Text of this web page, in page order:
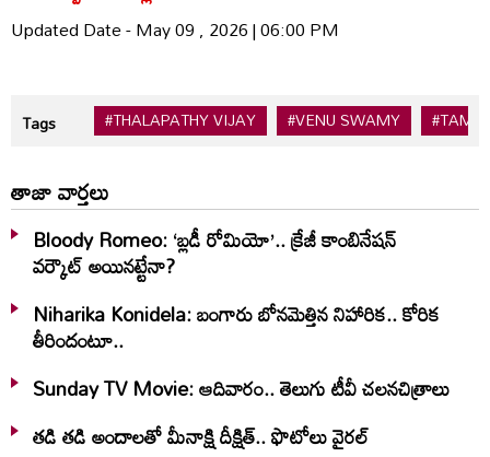
Updated Date - May 09 , 2026 | 06:00 PM
Tags #THALAPATHY VIJAY #VENU SWAMY
తాజా వార్తలు
Bloody Romeo: ‘బ్లడీ రోమియో’.. క్రేజీ కాంబినేషన్
వర్కౌట్ అయినట్టేనా?
Niharika Konidela: బంగారు బోనమెత్తిన నిహారిక.. కోరిక
తీరిందంటూ..
Sunday TV Movie: ఆదివారం.. తెలుగు టీవీ చ‌ల‌న‌చిత్రాలు
తడి తడి అందాలతో మీనాక్షి దీక్షిత్‌.. ఫొటోలు వైరల్